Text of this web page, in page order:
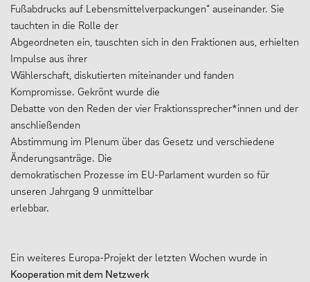
Fächer
Erprobungsstufe
Mittelstufe
Oberstufe
Wettbewerbe
Forschung
Fordern & Fördern
Anfahrt
Fußabdrucks auf Lebensmittelverpackungen“ auseinander. Sie
tauchten in die Rolle der
Abgeordneten ein, tauschten sich in den Fraktionen aus, erhielten
Impulse aus ihrer
Wählerschaft, diskutierten miteinander und fanden
Kompromisse. Gekrönt wurde die
Debatte von den Reden der vier Fraktionssprecher*innen und der
anschließenden
Abstimmung im Plenum über das Gesetz und verschiedene
Änderungsanträge. Die
demokratischen Prozesse im EU-Parlament wurden so für
unseren Jahrgang 9 unmittelbar
erlebbar.
Ein weiteres Europa-Projekt der letzten Wochen wurde in
Kooperation mit dem Netzwerk